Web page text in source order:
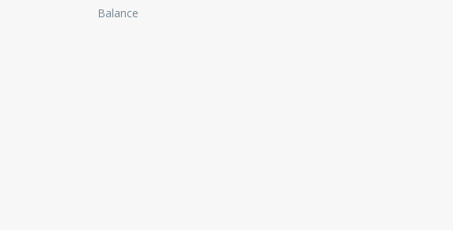
Balance